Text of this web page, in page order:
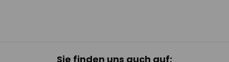
Sie finden uns auch auf: